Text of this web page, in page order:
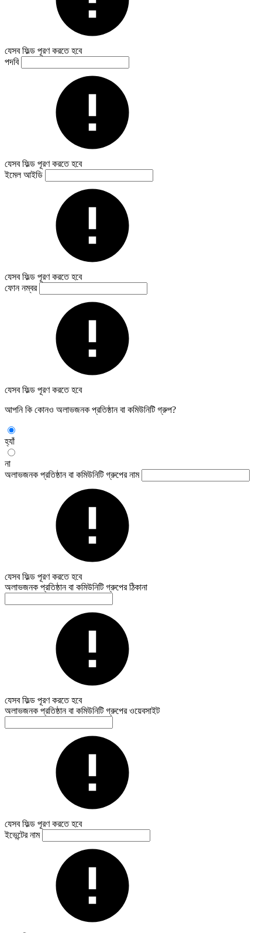
যেসব ফিল্ড পূরণ করতে হবে
পদবি
যেসব ফিল্ড পূরণ করতে হবে
ইমেল আইডি
যেসব ফিল্ড পূরণ করতে হবে
ফোন নম্বর
যেসব ফিল্ড পূরণ করতে হবে
আপনি কি কোনও অলাভজনক প্রতিষ্ঠান বা কমিউনিটি গ্রুপ?
হ্যাঁ
না
অলাভজনক প্রতিষ্ঠান বা কমিউনিটি গ্রুপের নাম
যেসব ফিল্ড পূরণ করতে হবে
অলাভজনক প্রতিষ্ঠান বা কমিউনিটি গ্রুপের ঠিকানা
যেসব ফিল্ড পূরণ করতে হবে
অলাভজনক প্রতিষ্ঠান বা কমিউনিটি গ্রুপের ওয়েবসাইট
যেসব ফিল্ড পূরণ করতে হবে
ইভেন্টের নাম